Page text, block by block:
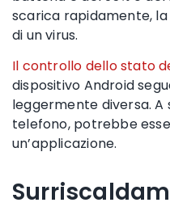
scarica rapidamente,
di un virus.
Il controllo dello stato
dispositivo Android
leggermente diversa.
telefono, potrebbe
un’applicazione.